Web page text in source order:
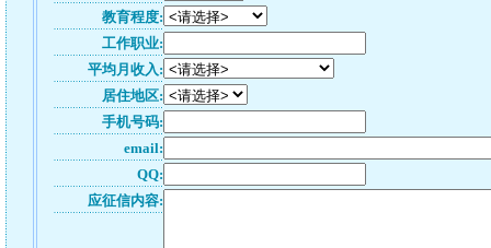
教育程度:
工作职业:
平均月收入:
居住地区:
手机号码:
email:
QQ:
应征信内容: